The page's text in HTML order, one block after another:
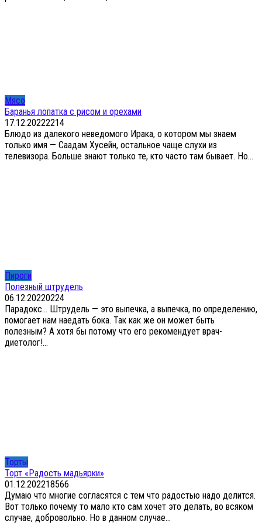
Мясо
Баранья лопатка с рисом и орехами
17.12.20222214
Блюдо из далекого неведомого Ирака, о котором мы знаем
только имя — Саадам Хусейн, остальное чаще слухи из
телевизора. Больше знают только те, кто часто там бывает. Но...
Пироги
Полезный штрудель
06.12.20220224
Парадокс… Штрудель — это выпечка, а выпечка, по определению,
помогает нам наедать бока. Так как же он может быть
полезным? А хотя бы потому что его рекомендует врач-
диетолог!...
Торты
Торт «Радость мадьярки»
01.12.202218566
Думаю что многие согласятся с тем что радостью надо делится.
Вот только почему то мало кто сам хочет это делать, во всяком
случае, добровольно. Но в данном случае...